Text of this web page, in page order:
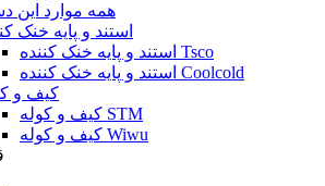
همه موارد این
استند و پایه خنک
استند و پایه خنک کننده Tsco
استند و پایه خنک کننده Coolcold
کیف و
کیف و کوله STM
کیف و کوله Wiwu